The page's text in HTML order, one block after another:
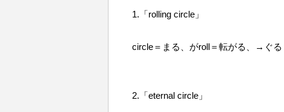
1.「rolling circle」
circle＝まる、がroll＝転がる、→ぐ
2.「eternal circle」